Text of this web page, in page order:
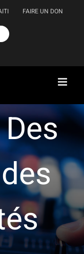
FAIRE UN DON